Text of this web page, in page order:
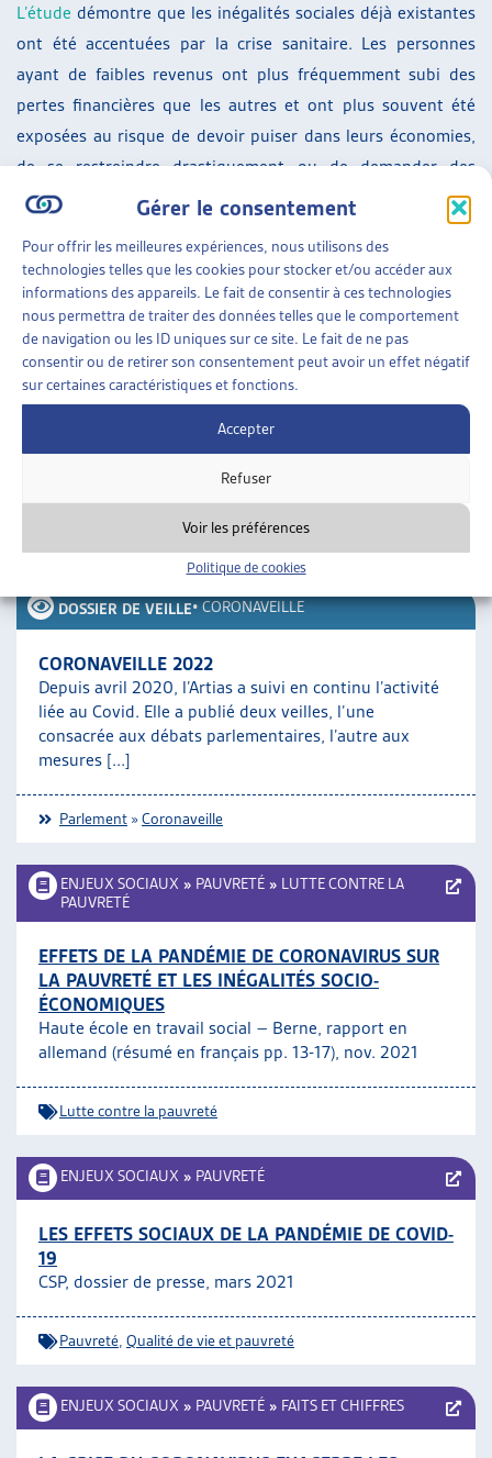
Gérer le consentement
Pour offrir les meilleures expériences, nous utilisons des
technologies telles que les cookies pour stocker et/ou accéder aux
informations des appareils. Le fait de consentir à ces technologies
nous permettra de traiter des données telles que le comportement
de navigation ou les ID uniques sur ce site. Le fait de ne pas
consentir ou de retirer son consentement peut avoir un effet négatif
sur certaines caractéristiques et fonctions.
Accepter
Refuser
Voir les préférences
Politique de cookies
L’étude démontre que les inégalités sociales déjà existantes
ont été accentuées par la crise sanitaire. Les personnes
ayant de faibles revenus ont plus fréquemment subi des
pertes financières que les autres et ont plus souvent été
exposées au risque de devoir puiser dans leurs économies,
de se restreindre drastiquement ou de demander des
prestations sociales.
SUR LE MÊME THÈME…
DOSSIER DU MOIS
ENTRE VISIBLE ET INVISIBLE : INÉGALITÉS SOCIO-
ÉCONOMIQUES À L’ÉCOLE ET EN FORMATION
L’école d’aujourd’hui se veut inclusive et affiche
volontiers l’ambition d’accueillir la diversité des élèves
dans ses multiples manifestations. Les récits des
actrices et des acteurs [...]
Dossier du mois complet
DOSSIER DE VEILLE•CORONAVEILLE
CORONAVEILLE 2022
Depuis avril 2020, l’Artias a suivi en continu l’activité
liée au Covid. Elle a publié deux veilles, l’une
consacrée aux débats parlementaires, l’autre aux
mesures [...]
Parlement »Coronaveille
ENJEUX SOCIAUX » PAUVRETÉ » LUTTE CONTRE LA
PAUVRETÉ
EFFETS DE LA PANDÉMIE DE CORONAVIRUS SUR
LA PAUVRETÉ ET LES INÉGALITÉS SOCIO-
ÉCONOMIQUES
Haute école en travail social – Berne, rapport en
allemand (résumé en français pp. 13-17), nov. 2021
Lutte contre la pauvreté
ENJEUX SOCIAUX » PAUVRETÉ
LES EFFETS SOCIAUX DE LA PANDÉMIE DE COVID-
19
CSP, dossier de presse, mars 2021
Pauvreté Qualité de vie et pauvreté
ENJEUX SOCIAUX » PAUVRETÉ » FAITS ET CHIFFRES